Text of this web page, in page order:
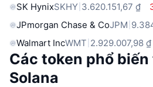
SK HynixSKHY 3.620.151,67 ₫
JPmorgan Chase & CoJPM
Walmart IncWMT 2.929.007,98 ₫
Các token phổ
Solana